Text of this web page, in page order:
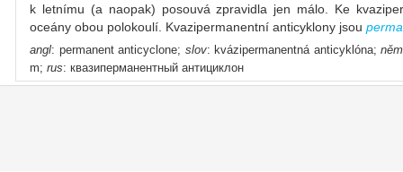
k letnímu (a naopak) posouvá zpravidla jen málo. Ke
oceány obou polokoulí. Kvazipermanentní anticyklony jsou
angl: permanent anticyclone; slov: kvázipermanentná anticyklóna; něm
m; rus: квазиперманентный антициклон